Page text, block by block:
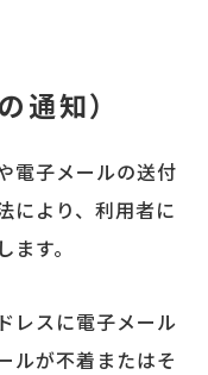
通知）
電子メールの送付
により、利用者に
す。
レスに電子メール
ルが不着またはそ